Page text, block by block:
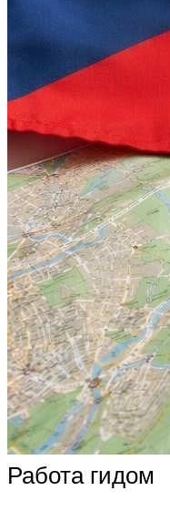
Работа гидом